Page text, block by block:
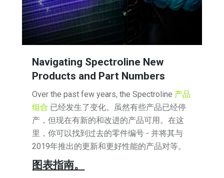
Navigating Spectroline New
Products and Part Numbers
Over the past few years, the Spectroline 产品
组合 已经发生了变化。虽然有些产品已经停
产，但现在有新的和改进的产品可用。在这
里，你可以找到过去的零件编号 - 并将其与
2019年推出的更新和更好性能的产品对等。
图表指南。